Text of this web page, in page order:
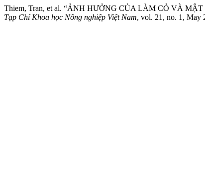
Thiem, Tran, et al. “ẢNH HƯỞNG CỦA LÀM CỎ VÀ
Tạp Chí Khoa học Nông nghiệp Việt Nam, vol. 21, no. 1, May